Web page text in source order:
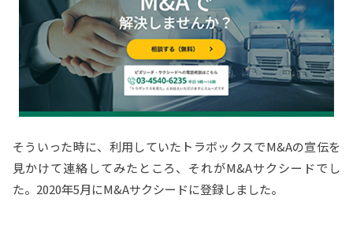
そういった時に、利用していたトラボックスでM&Aの宣伝を
見かけて連絡してみたところ、それがM&Aサクシードでし
た。2020年5月にM&Aサクシードに登録しました。